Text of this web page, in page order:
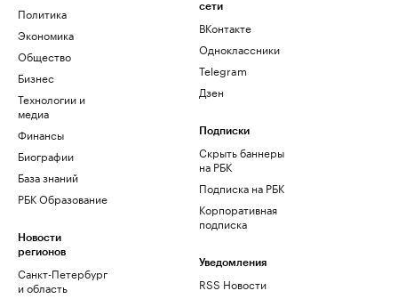
Политика
Экономика
Общество
Бизнес
Технологии и
медиа
Финансы
Биографии
База знаний
РБК Образование
Новости
регионов
Санкт-Петербург
и область
сети
ВКонтакте
Одноклассники
Telegram
Дзен
Подписки
Скрыть баннеры
на РБК
Подписка на РБК
Корпоративная
подписка
Уведомления
RSS Новости